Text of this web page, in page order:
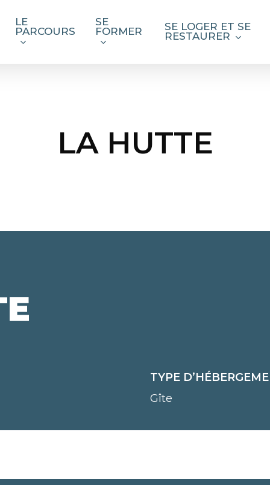
LE
PARCOURS
SE
FORMER
SE LOGER ET SE
RESTAURER
LA HUTTE
TYPE
Gîte